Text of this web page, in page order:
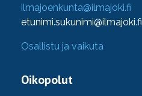
ilmajoenkunta@ilmajoki.fi
etunimi.sukunimi@ilmajoki.fi
Osallistu ja vaikuta
Oikopolut